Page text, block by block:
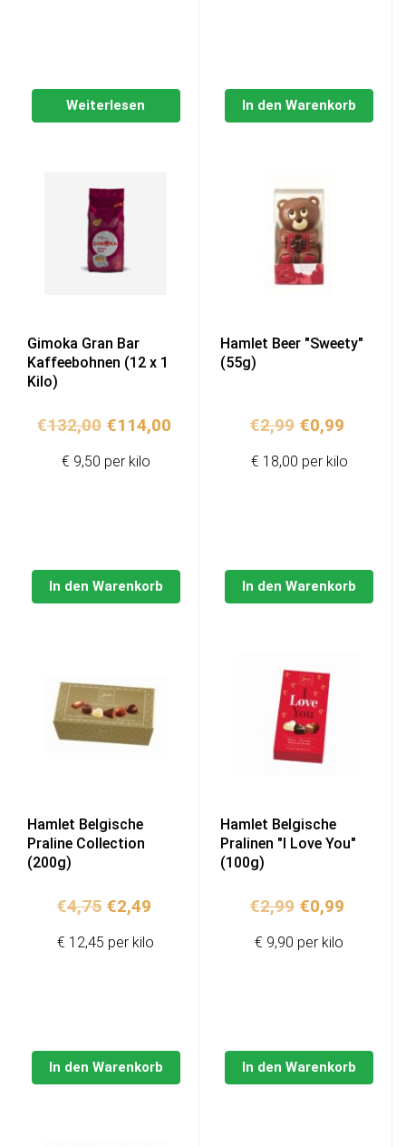
Weiterlesen In den Warenkorb
Gimoka Gran Bar
Kaffeebohnen (12 x 1
Kilo)
€132,00 Ursprünglicher
war:
€114,00Aktueller
In den Warenkorb
€ 9,50 per kilo
Hamlet Beer "Sweety"
(55g)
€2,99
war:
€0,99
ist:
In den Warenkorb
€ 18,00 per kilo
Hamlet Belgische
Praline Collection
(200g)
€4,75 Ursprünglicher
war:
€2,49Aktueller
ist:
In den Warenkorb
€ 12,45 per kilo
Hamlet Belgische
Pralinen "I Love You"
(100g)
€2,99
war:
€0,99
In den Warenkorb
€ 9,90 per kilo